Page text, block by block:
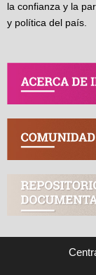
la confianza y la
y política del país.